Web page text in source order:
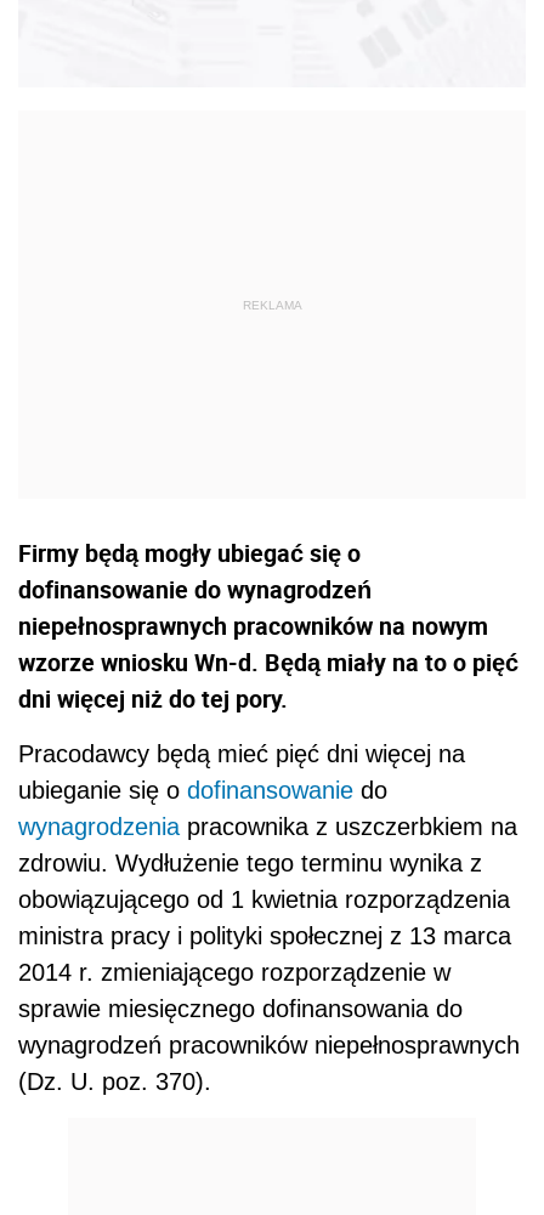
Firmy będą mogły ubiegać się o
dofinansowanie do wynagrodzeń
niepełnosprawnych pracowników na nowym
wzorze wniosku Wn-d. Będą miały na to o pięć
dni więcej niż do tej pory.
Pracodawcy będą mieć pięć dni więcej na
ubieganie się o dofinansowanie do
wynagrodzenia pracownika z uszczerbkiem na
zdrowiu. Wydłużenie tego terminu wynika z
obowiązującego od 1 kwietnia rozporządzenia
ministra pracy i polityki społecznej z 13 marca
2014 r. zmieniającego rozporządzenie w
sprawie miesięcznego dofinansowania do
wynagrodzeń pracowników niepełnosprawnych
(Dz. U. poz. 370).